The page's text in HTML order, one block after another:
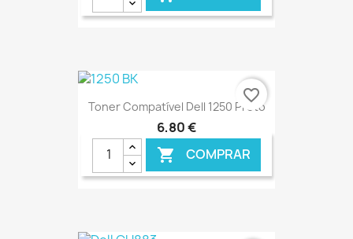
€ ONLINE
Toner Compatível Dell 1250 Preto
6,80 €
 COMPRAR
favorite_border